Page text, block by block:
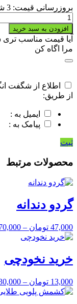
بروزرسانی قیمت: 3 شهریور 1403
تخم
کدو
1
اتیشه
2
quantity
افزودن به سبد خرید
آیا قیمت مناسب تری
مرا اگاه کن
اطلاع از شگفت
از طریق:
ایمیل به :
پیامک به :
ثبت
محصولات مرتبط
گردو دندانه
47,000 تومان –
خرید نخودچی
13,000 تومان –